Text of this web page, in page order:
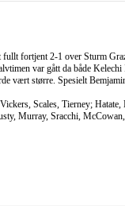
fullt fortjent 2-1 over Sturm
var gått da både
vært større. Spesielt
Scales, Tierney;
Murray, Sracchi,